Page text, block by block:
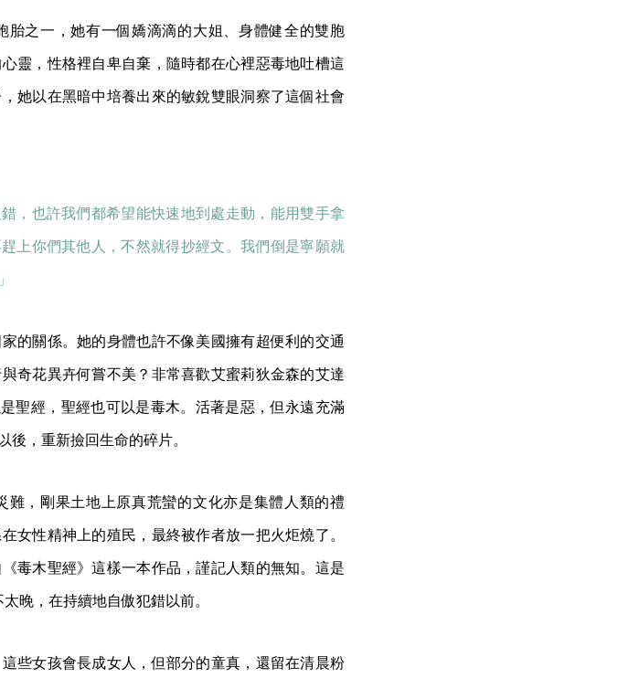
胎之一，她有一個嬌滴滴的大姐、身體健全的雙胞
靈，性格裡自卑自棄，隨時都在心裡惡毒地吐槽這
她以在黑暗中培養出來的敏銳雙眼洞察了這個社會
，也許我們都希望能快速地到處走動，能用雙手拿
上你們其他人，不然就得抄經文。我們倒是寧願就
的關係。她的身體也許不像美國擁有超便利的交通
奇花異卉何嘗不美？非常喜歡艾蜜莉狄金森的艾達
聖經，聖經也可以是毒木。活著是惡，但永遠充滿
後，重新撿回生命的碎片。
，剛果土地上原真荒蠻的文化亦是集體人類的禮
女性精神上的殖民，最終被作者放一把火炬燒了。
毒木聖經》這樣一本作品，謹記人類的無知。這是
晚，在持續地自傲犯錯以前。
些女孩會長成女人，但部分的童真，還留在清晨粉